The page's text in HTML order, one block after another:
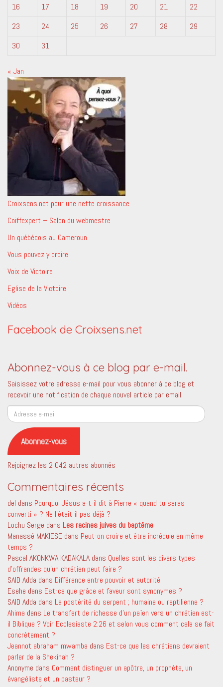
16
17 18 19 20 21
22
23
24 25 26 27 28
29
30
31
« Jan
Croixsens.net pour une nette croissance
Coiffexpert – Salon du webmestre
Un québécois au Cameroun
Vous pouvez y croire
Voix de Victoire
Eglise de la Victoire
Vidéos
Facebook de Croixsens.net
Abonnez-vous à ce blog par e-mail.
Saisissez votre adresse e-mail pour vous abonner à ce blog et
recevoir une notification de chaque nouvel article par email.
Adresse
e-
mail
Abonnez-vous
Rejoignez les 2 042 autres abonnés
Commentaires récents
del dans Pourquoi Jésus a-t-il dit à Pierre « quand tu seras
converti » ? Ne l’était-il pas déjà ?
Lochu Serge dans Les racines juives du baptême
Manassé MAKIESE dans Peut-on croire et être incrédule en même
temps ?
Pascal AKONKWA KADAKALA dans Quelles sont les divers types
d’offrandes qu’un chrétien peut faire ?
SAID Adda dans Différence entre pouvoir et autorité
Esehe dans Est-ce que grâce et faveur sont synonymes ?
SAID Adda dans La postérité du serpent ; humaine ou reptilienne ?
Ahima dans Le transfert de richesse d’un païen vers un chrétien est-
il Biblique ? Voir Ecclesiaste 2:26 et selon vous comment cela se fait
concrètement ?
Jeannot abraham mwamba dans Est-ce que les chrétiens devraient
parler de la Shekinah ?
Anonyme dans Comment distinguer un apôtre, un prophète, un
évangéliste et un pasteur ?